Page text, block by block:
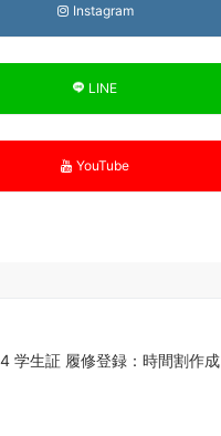
Instagram
LINE
YouTube
学生証 履修登録：時間割作成